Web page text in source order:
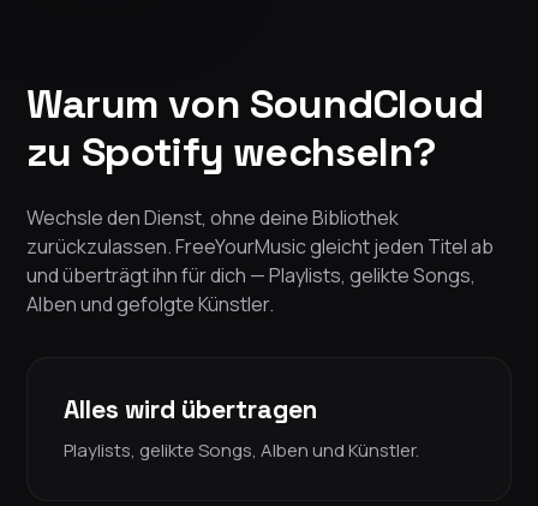
Warum von SoundCloud
zu Spotify wechseln?
Wechsle den Dienst, ohne deine Bibliothek
zurückzulassen. FreeYourMusic gleicht jeden Titel ab
und überträgt ihn für dich — Playlists, gelikte Songs,
Alben und gefolgte Künstler.
Alles wird übertragen
Playlists, gelikte Songs, Alben und Künstler.